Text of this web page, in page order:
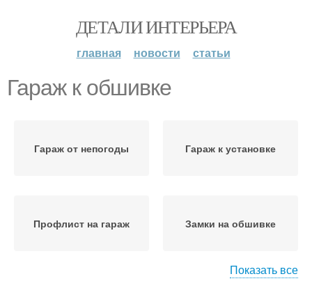
ДЕТАЛИ ИНТЕРЬЕРА
главная новости статьи
Гараж к обшивке
Гараж от непогоды Гараж к установке
Профлист на гараж Замки на обшивке
Показать все